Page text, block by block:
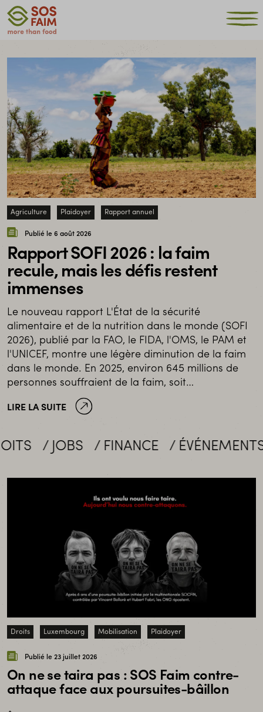
Agriculture Plaidoyer Rapport annuel
Publié le 6 août 2026
Rapport SOFI 2026 : la faim
recule, mais les défis restent
immenses
Le nouveau rapport L'État de la sécurité
alimentaire et de la nutrition dans le monde (SOFI
2026), publié par la FAO, le FIDA, l'OMS, le PAM et
l'UNICEF, montre une légère diminution de la faim
dans le monde. En 2025, environ 645 millions de
personnes souffraient de la faim, soit…
LIRE LA SUITE
JOBS FINANCE ÉVÉNEMENTS
Droits Luxembourg Mobilisation Plaidoyer
Publié le 23 juillet 2026
On ne se taira pas : SOS Faim contre-
attaque face aux poursuites-bâillon